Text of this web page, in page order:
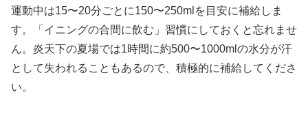
運動中は15〜20分ごとに150〜250mlを目安に補給しま
す。「イニングの合間に飲む」習慣にしておくと忘れませ
ん。炎天下の夏場では1時間に約500〜1000mlの水分が汗
として失われることもあるので、積極的に補給してくださ
い。